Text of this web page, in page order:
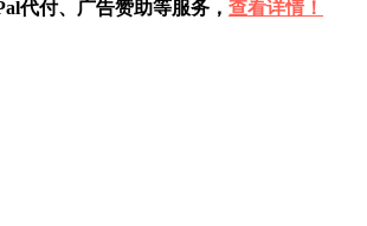
代付、广告赞助等服务， 查看详情！